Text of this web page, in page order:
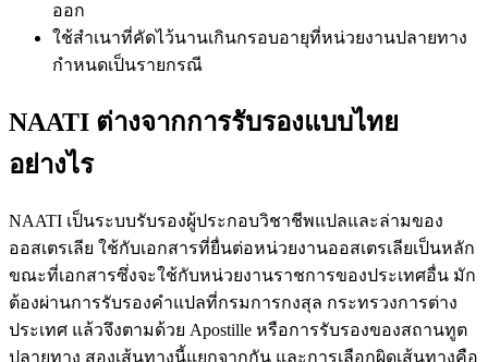
ออก
ใช้สำเนาที่คัดไว้นานเกินกรอบอายุที่หน่วยงานปลายทาง
กำหนดเป็นรายกรณี
NAATI ต่างจากการรับรองแบบไทย
อย่างไร
NAATI เป็นระบบรับรองผู้ประกอบวิชาชีพแปลและล่ามของ
ออสเตรเลีย ใช้กับเอกสารที่ยื่นต่อหน่วยงานออสเตรเลียเป็นหลัก
ขณะที่เอกสารซึ่งจะใช้กับหน่วยงานราชการของประเทศอื่น มัก
ต้องผ่านการรับรองคำแปลที่กรมการกงสุล กระทรวงการต่าง
ประเทศ แล้วจึงตามด้วย Apostille หรือการรับรองของสถานทูต
ปลายทาง สองเส้นทางนี้แยกจากกัน และการเลือกผิดเส้นทางคือ